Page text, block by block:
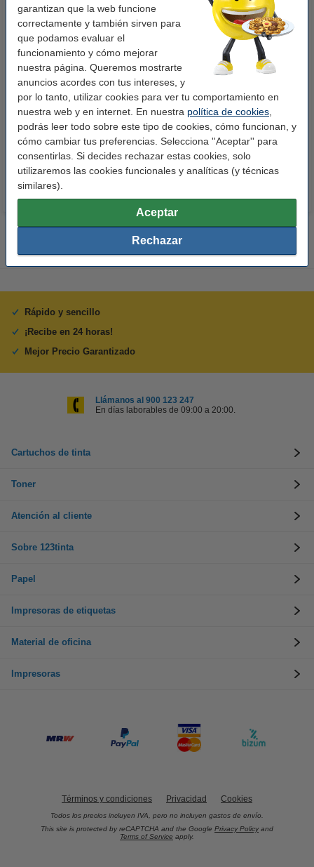
garantizan que la web funcione
correctamente y también sirven para
que podamos evaluar el
funcionamiento y cómo mejorar
nuestra página. Queremos mostrarte
anuncios acordes con tus intereses, y
por lo tanto, utilizar cookies para ver tu comportamiento en
nuestra web y en internet. En nuestra política de cookies
podrás leer todo sobre este tipo de cookies, cómo funcionan, y
cómo cambiar tus preferencias. Selecciona ''Aceptar'' para
consentirlas. Si decides rechazar estas cookies, solo
utilizaremos las cookies funcionales y analíticas (y técnicas
similares).
Aceptar
Rechazar
123tinta Papel fotográfico
Premium Glossy brillo alto | 10 x
15 cm | 260g | 100 hojas
10,50 € Incl. 21% IVA
123tinta Pilas Alcalinas Xtreme
Power AA - LR06 - MN1500 - 24
unidades
14,50 € Incl. 21% IVA
Rápido y sencillo
¡Recibe en 24 horas!
Mejor Precio Garantizado
Llámanos al 900 123 247
En días laborables de 09:00 a 20:00.
Cartuchos de tinta
Toner
Atención al cliente
Sobre 123tinta
Papel
Impresoras de etiquetas
Material de oficina
Impresoras
Términos y condiciones Privacidad Cookies
Todos los precios incluyen IVA, pero no incluyen gastos de envío.
This site is protected by reCAPTCHA and the Google Privacy Policy and
Terms of Service apply.